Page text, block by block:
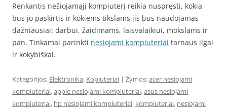
Renkantis nešiojamąjį kompiuterį reikia nuspręsti, kokia
bus jo paskirtis ir kokiems tikslams jis bus naudojamas
dažniausiai: darbui, žaidimams, laisvalaikiui, mokslams ir
pan. Tinkamai parinkti nesiojami kompiuteriai tarnaus ilgai
ir kokybiškai.
Kategorijos: Elektronika, Kopiuteriai | Žymos:acer nesiojami
kompiuteriai,apple nesiojami kompiuteriai,asus nesiojami
kompiuteriai, hp nesiojami kompiuteriai, kompiuteriai, nesiojami